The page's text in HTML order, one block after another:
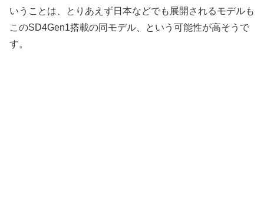
いうことは、とりあえず日本などでも展開されるモデルも
このSD4Gen1搭載の同モデル、という可能性が高そうで
す。